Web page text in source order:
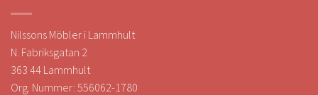
Nilssons Möbler i Lammhult
N. Fabriksgatan 2
363 44 Lammhult
Org. Nummer: 556062-1780